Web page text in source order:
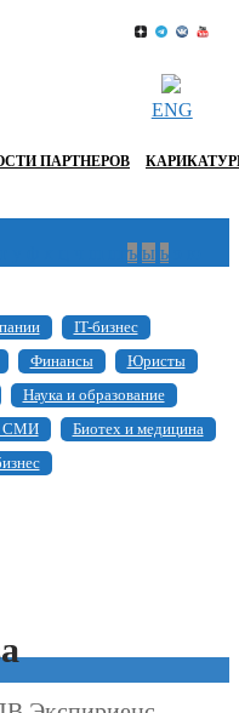
ENG
ПАРТНЕРОВ
ъ ы ь
IT-бизнес
Финансы
Юристы
Наука и образование
СМИ
Биотех и медицина